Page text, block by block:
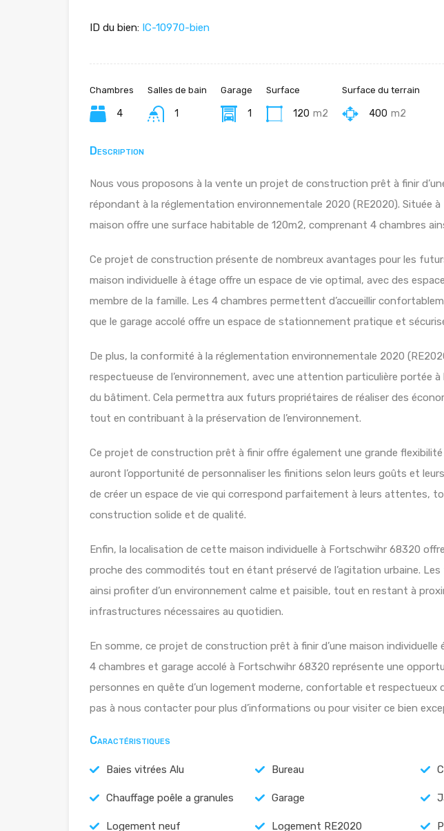
ID du bien: IC-10970-bien
Chambres
4
Salles de bain
1
Garage
1
Surface
120 m2
Surface du terrain
400 m2
Description
Nous vous proposons à la vente un projet de construction prêt à finir
répondant à la réglementation environnementale 2020 (RE2020). Située
maison offre une surface habitable de 120m2, comprenant 4 chambres
Ce projet de construction présente de nombreux avantages pour les
maison individuelle à étage offre un espace de vie optimal, avec des
membre de la famille. Les 4 chambres permettent d’accueillir
que le garage accolé offre un espace de stationnement pratique et
De plus, la conformité à la réglementation environnementale 2020
respectueuse de l’environnement, avec une attention particulière portée
du bâtiment. Cela permettra aux futurs propriétaires de réaliser des
tout en contribuant à la préservation de l’environnement.
Ce projet de construction prêt à finir offre également une grande
auront l’opportunité de personnaliser les finitions selon leurs goûts et
de créer un espace de vie qui correspond parfaitement à leurs attentes,
construction solide et de qualité.
Enfin, la localisation de cette maison individuelle à Fortschwihr 68320
proche des commodités tout en étant préservé de l’agitation urbaine.
ainsi profiter d’un environnement calme et paisible, tout en restant à
infrastructures nécessaires au quotidien.
En somme, ce projet de construction prêt à finir d’une maison individuelle
4 chambres et garage accolé à Fortschwihr 68320 représente une
personnes en quête d’un logement moderne, confortable et respectueux
pas à nous contacter pour plus d’informations ou pour visiter ce bien
Caractéristiques
Baies vitrées Alu Bureau
Chauffage poêle a granules Garage
Logement neuf Logement RE2020